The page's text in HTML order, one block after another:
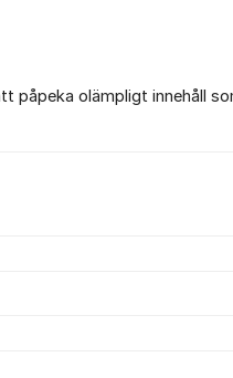
påpeka olämpligt innehåll